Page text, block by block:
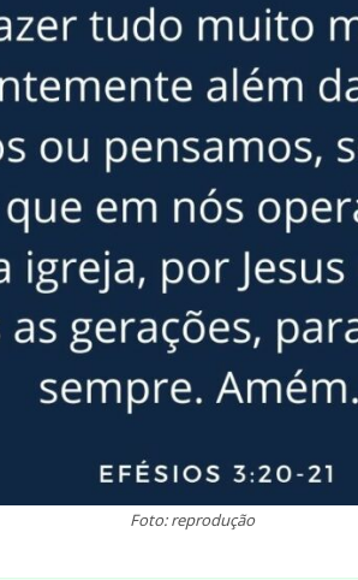
Foto: reprodução